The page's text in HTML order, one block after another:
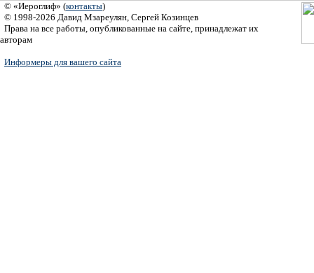
© «Иероглиф» (контакты)
© 1998-2026 Давид Мзареулян, Сергей Козинцев
Права на все работы, опубликованные на сайте, принадлежат их
авторам
Информеры для вашего сайта